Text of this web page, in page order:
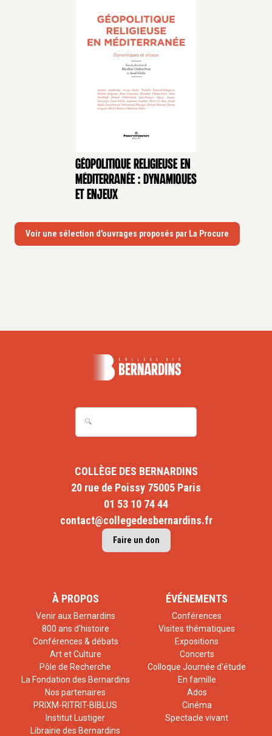
Géopolitique religieuse en
Méditerranée : dynamiques
et enjeux
Voir une sélection d'ouvrages proposés par La Procure
COLLÈGE DES BERNARDINS
20 rue de Poissy 75005 Paris
01 53 10 74 44
contact@collegedesbernardins.fr
Faire un don
À PROPOS
Venir aux Bernardins
800 ans d'histoire
Conférences & débats
Art et Culture
Pôle de Recherche
La Fondation des Bernardins
Nos partenaires
PRIXM-RITRIT-BIBLUS
Institut Lustiger
Librairie des Bernardins
ÉVÉNEMENTS
Conférences
Visites thématiques
Expositions
Concerts
Colloque Journée d'étude
En famille
Ados
Cinéma
Spectacle vivant